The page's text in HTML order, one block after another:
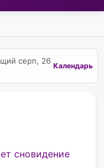
серп, 26
Календарь
сновидение